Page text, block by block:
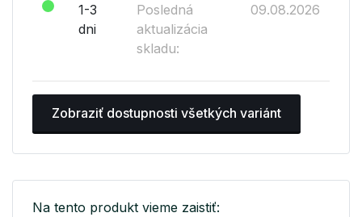
1-3
dni
Posledná
aktualizácia
skladu:
09.08.2026
Zobraziť dostupnosti všetkých variánt
Na tento produkt vieme zaistiť: